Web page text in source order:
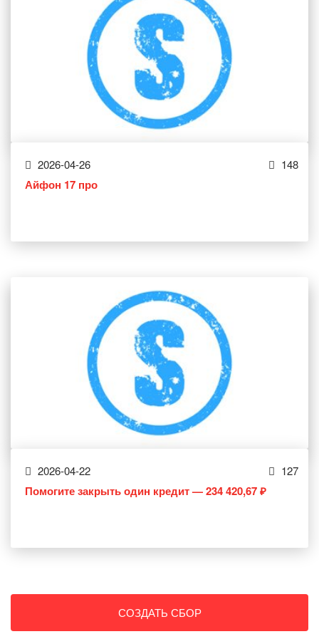
2026-04-26 148
Айфон 17 про
2026-04-22 127
Помогите закрыть один кредит — 234 420,67 ₽
СОЗДАТЬ СБОР